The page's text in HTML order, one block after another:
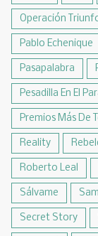
Operación
Pablo Echenique
Pasapalabra
Pesadilla En El
Premios Más De
Reality
Roberto Leal
Sálvame
Secret Story